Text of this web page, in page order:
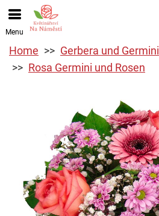
Menu
Home
Gerbera und Germini
Rosa Germini und Rosen